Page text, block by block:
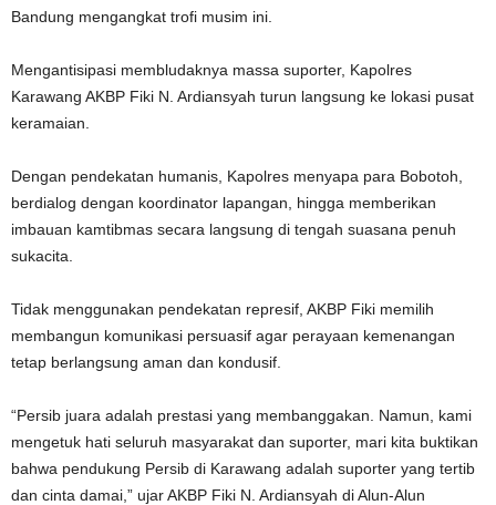
Bandung mengangkat trofi musim ini.
Mengantisipasi membludaknya massa suporter, Kapolres
Karawang AKBP Fiki N. Ardiansyah turun langsung ke lokasi pusat
keramaian.
Dengan pendekatan humanis, Kapolres menyapa para Bobotoh,
berdialog dengan koordinator lapangan, hingga memberikan
imbauan kamtibmas secara langsung di tengah suasana penuh
sukacita.
Tidak menggunakan pendekatan represif, AKBP Fiki memilih
membangun komunikasi persuasif agar perayaan kemenangan
tetap berlangsung aman dan kondusif.
“Persib juara adalah prestasi yang membanggakan. Namun, kami
mengetuk hati seluruh masyarakat dan suporter, mari kita buktikan
bahwa pendukung Persib di Karawang adalah suporter yang tertib
dan cinta damai,” ujar AKBP Fiki N. Ardiansyah di Alun-Alun